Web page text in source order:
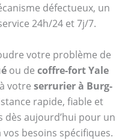
défectueux, un
24h/24 et 7j/7.
votre problème de
ou de coffre-fort Yale
votre serrurier à Burg-
rapide, fiable et
dès aujourd’hui pour un
besoins spécifiques.